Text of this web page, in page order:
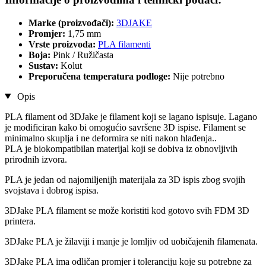
Marke (proizvođači): 3DJAKE
Promjer: 1,75 mm
Vrste proizvoda: PLA filamenti
Boja: Pink / Ružičasta
Sustav: Kolut
Preporučena temperatura podloge: Nije potrebno
Opis
PLA filament od 3DJake je filament koji se lagano ispisuje. Lagano
je modificiran kako bi omogućio savršene 3D ispise. Filament se
minimalno skuplja i ne deformira se niti nakon hlađenja..
PLA je biokompatibilan materijal koji se dobiva iz obnovljivih
prirodnih izvora.
PLA je jedan od najomiljenijh materijala za 3D ispis zbog svojih
svojstava i dobrog ispisa.
3DJake PLA filament se može koristiti kod gotovo svih FDM 3D
printera.
3DJake PLA je žilaviji i manje je lomljiv od uobičajenih filamenata.
3DJake PLA ima odličan promjer i toleranciju koje su potrebne za